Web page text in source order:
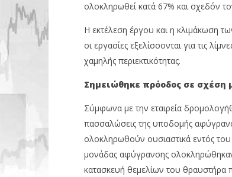
ολοκληρωθεί κατά 67% και σχεδόν
Η εκτέλεση έργου και η κλιμάκωση
οι εργασίες εξελίσσονται για τις
χαμηλής περιεκτικότητας.
Σημειώθηκε πρόοδος σε σχέση
Σύμφωνα με την εταιρεία
πασσαλώσεις της υποδομής
ολοκληρωθούν ουσιαστικά εντός
μονάδας αφύγρανσης
κατασκευή θεμελίων του θραυστήρα